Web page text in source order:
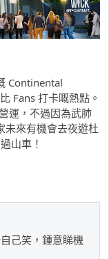
Continental
Fans 打卡嘅熱點。
運，不過因為武肺
未來有機會去夜遊杜
山車！
己笑，鍾意睇機